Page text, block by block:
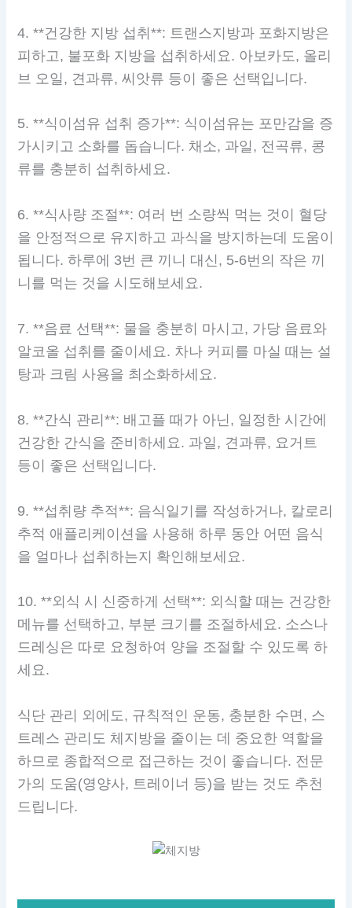
4. **건강한 지방 섭취**: 트랜스지방과 포화지방은
피하고, 불포화 지방을 섭취하세요. 아보카도, 올리
브 오일, 견과류, 씨앗류 등이 좋은 선택입니다.
5. **식이섬유 섭취 증가**: 식이섬유는 포만감을 증
가시키고 소화를 돕습니다. 채소, 과일, 전곡류, 콩
류를 충분히 섭취하세요.
6. **식사량 조절**: 여러 번 소량씩 먹는 것이 혈당
을 안정적으로 유지하고 과식을 방지하는데 도움이
됩니다. 하루에 3번 큰 끼니 대신, 5-6번의 작은 끼
니를 먹는 것을 시도해보세요.
7. **음료 선택**: 물을 충분히 마시고, 가당 음료와
알코올 섭취를 줄이세요. 차나 커피를 마실 때는 설
탕과 크림 사용을 최소화하세요.
8. **간식 관리**: 배고플 때가 아닌, 일정한 시간에
건강한 간식을 준비하세요. 과일, 견과류, 요거트
등이 좋은 선택입니다.
9. **섭취량 추적**: 음식일기를 작성하거나, 칼로리
추적 애플리케이션을 사용해 하루 동안 어떤 음식
을 얼마나 섭취하는지 확인해보세요.
10. **외식 시 신중하게 선택**: 외식할 때는 건강한
메뉴를 선택하고, 부분 크기를 조절하세요. 소스나
드레싱은 따로 요청하여 양을 조절할 수 있도록 하
세요.
식단 관리 외에도, 규칙적인 운동, 충분한 수면, 스
트레스 관리도 체지방을 줄이는 데 중요한 역할을
하므로 종합적으로 접근하는 것이 좋습니다. 전문
가의 도움(영양사, 트레이너 등)을 받는 것도 추천
드립니다.